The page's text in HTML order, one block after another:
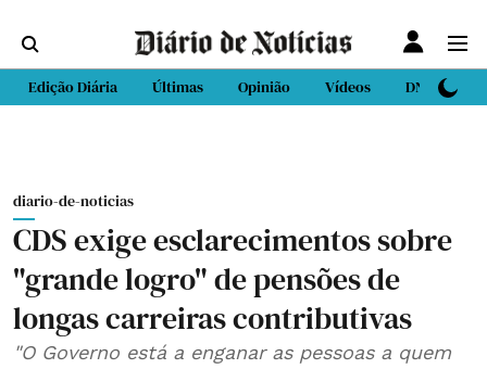
Edição Diária Últimas Opinião Vídeos DN Sport
diario-de-noticias
CDS exige esclarecimentos sobre
"grande logro" de pensões de
longas carreiras contributivas
"O Governo está a enganar as pessoas a quem